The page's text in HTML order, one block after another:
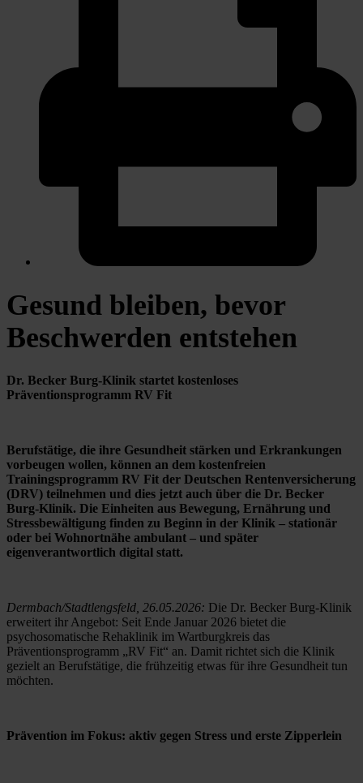
Gesund bleiben, bevor
Beschwerden entstehen
Dr. Becker Burg-Klinik startet kostenloses
Präventionsprogramm RV Fit
Berufstätige, die ihre Gesundheit stärken und Erkrankungen
vorbeugen wollen, können an dem kostenfreien
Trainingsprogramm RV Fit der Deutschen Rentenversicherung
(DRV) teilnehmen und dies jetzt auch über die Dr. Becker
Burg-Klinik. Die Einheiten aus Bewegung, Ernährung und
Stressbewältigung finden zu Beginn in der Klinik – stationär
oder bei Wohnortnähe ambulant – und später
eigenverantwortlich digital statt.
Dermbach/Stadtlengsfeld, 26.05.2026: Die Dr. Becker Burg-Klinik
erweitert ihr Angebot: Seit Ende Januar 2026 bietet die
psychosomatische Rehaklinik im Wartburgkreis das
Präventionsprogramm „RV Fit“ an. Damit richtet sich die Klinik
gezielt an Berufstätige, die frühzeitig etwas für ihre Gesundheit tun
möchten.
Prävention im Fokus: aktiv gegen Stress und erste Zipperlein